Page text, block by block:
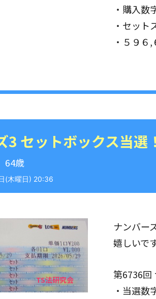
・購入
・セット
・５９６
3 セットボックス当選！
64歳
(木曜日) 20:36
ナンバー
嬉しいで
第6736回
・当選